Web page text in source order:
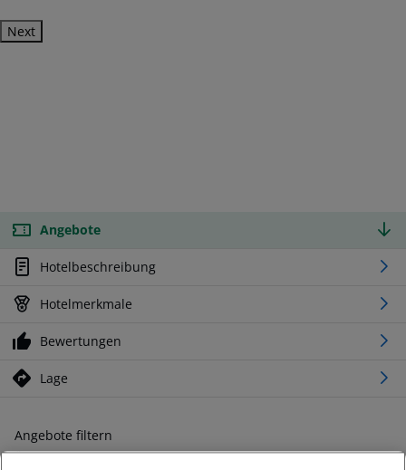
Next
Angebote
Hotelbeschreibung
Hotelmerkmale
Bewertungen
Lage
Angebote filtern
Ändern Sie Ihre Kriterien nach Ihren Wünschen